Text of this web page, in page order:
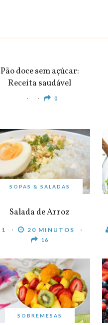
Pão doce sem açúcar:
Receita saudável
0
SOPAS & SALADAS
Salada de Arroz
1 20 MINUTOS
16
SOBREMESAS